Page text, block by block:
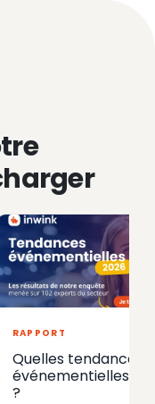
RAPPORT
Quelles tendances
événementielles en
?